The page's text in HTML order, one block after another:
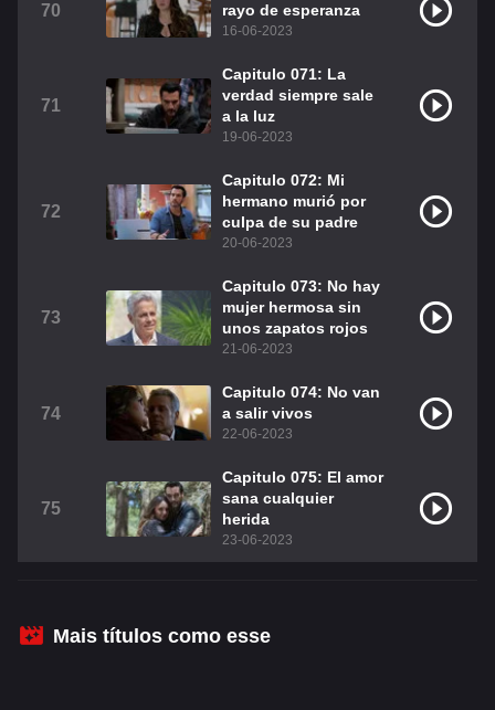
70
rayo de esperanza
16-06-2023
71
Capitulo 071: La
verdad siempre sale
a la luz
19-06-2023
72
Capitulo 072: Mi
hermano murió por
culpa de su padre
20-06-2023
73
Capitulo 073: No hay
mujer hermosa sin
unos zapatos rojos
21-06-2023
74
Capitulo 074: No van
a salir vivos
22-06-2023
75
Capitulo 075: El amor
sana cualquier
herida
23-06-2023
Mais títulos como esse